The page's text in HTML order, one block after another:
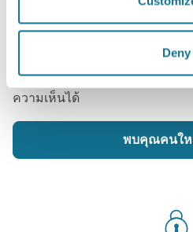
Deny
หลังจากการรับคำปรึกษาDr.
คุณดูภาพ "คุณคนใหม่" ของคุณ
Crisalix คุณสามารถให้ครอบค
ความเห็นได้
พบคุณคนใ